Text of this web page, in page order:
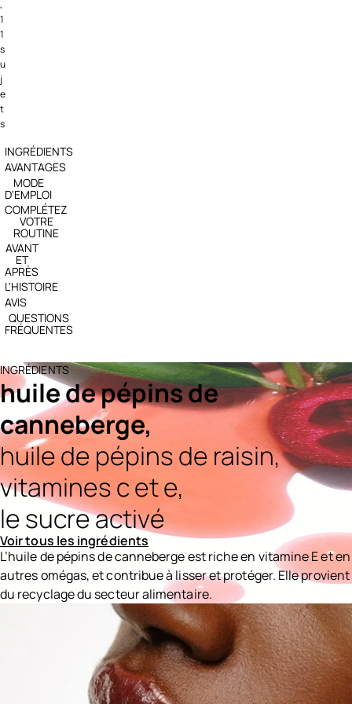
,
1
1
s
u
j
e
t
s
INGRÉDIENTS
AVANTAGES
MODE
D'EMPLOI
COMPLÉTEZ
VOTRE
ROUTINE
AVANT
ET
APRÈS
L'HISTOIRE
AVIS
QUESTIONS
FRÉQUENTES
INGRÉDIENTS
huile de pépins de
canneberge,
huile de pépins de raisin,
vitamines c et e,
le sucre activé
Voir tous les ingrédients
L’huile de pépins de canneberge est riche en vitamine E et en
autres omégas, et contribue à lisser et protéger. Elle provient
du recyclage du secteur alimentaire.
Ingredients menu title